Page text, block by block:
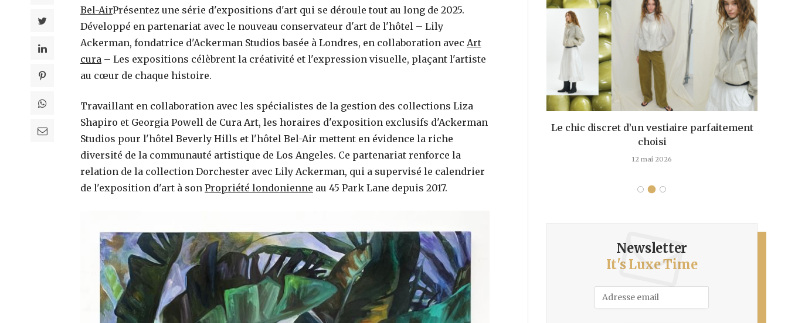
Bel-AirPrésentez une série d'expositions d'art qui se déroule tout au long de 2025.
Développé en partenariat avec le nouveau conservateur d'art de l'hôtel – Lily
Ackerman, fondatrice d'Ackerman Studios basée à Londres, en collaboration avec Art
cura – Les expositions célèbrent la créativité et l'expression visuelle, plaçant l'artiste
au cœur de chaque histoire.
Travaillant en collaboration avec les spécialistes de la gestion des collections Liza
Shapiro et Georgia Powell de Cura Art, les horaires d'exposition exclusifs d'Ackerman
Studios pour l'hôtel Beverly Hills et l'hôtel Bel-Air mettent en évidence la riche
diversité de la communauté artistique de Los Angeles. Ce partenariat renforce la
relation de la collection Dorchester avec Lily Ackerman, qui a supervisé le calendrier
de l'exposition d'art à son Propriété londonienne au 45 Park Lane depuis 2017.
Qu’est-ce qui rend Calecim Professional
différent des sérums anti-âge traditionnels
?
18 avril 2026
Anniversaire de prestige à Paris, cinq idées
pour marquer le coup
20 mai 2026
Le chic discret d’un vestiaire parfaitement
choisi
12 mai 2026
Newsletter
It's Luxe Time